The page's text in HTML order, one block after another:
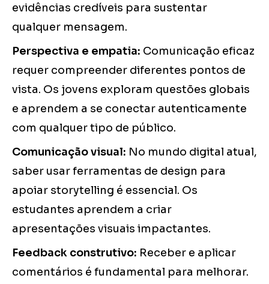
evidências credíveis para sustentar
qualquer mensagem.
Perspectiva e empatia: Comunicação eficaz
requer compreender diferentes pontos de
vista. Os jovens exploram questões globais
e aprendem a se conectar autenticamente
com qualquer tipo de público.
Comunicação visual: No mundo digital atual,
saber usar ferramentas de design para
apoiar storytelling é essencial. Os
estudantes aprendem a criar
apresentações visuais impactantes.
Feedback construtivo: Receber e aplicar
comentários é fundamental para melhorar.